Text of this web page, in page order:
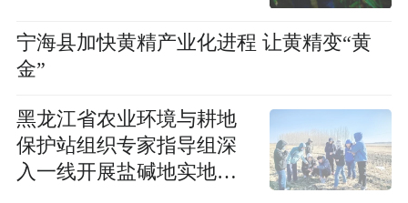
宁海县加快黄精产业化进程 让黄精变“黄
金”
黑龙江省农业环境与耕地
保护站组织专家指导组深
入一线开展盐碱地实地踏